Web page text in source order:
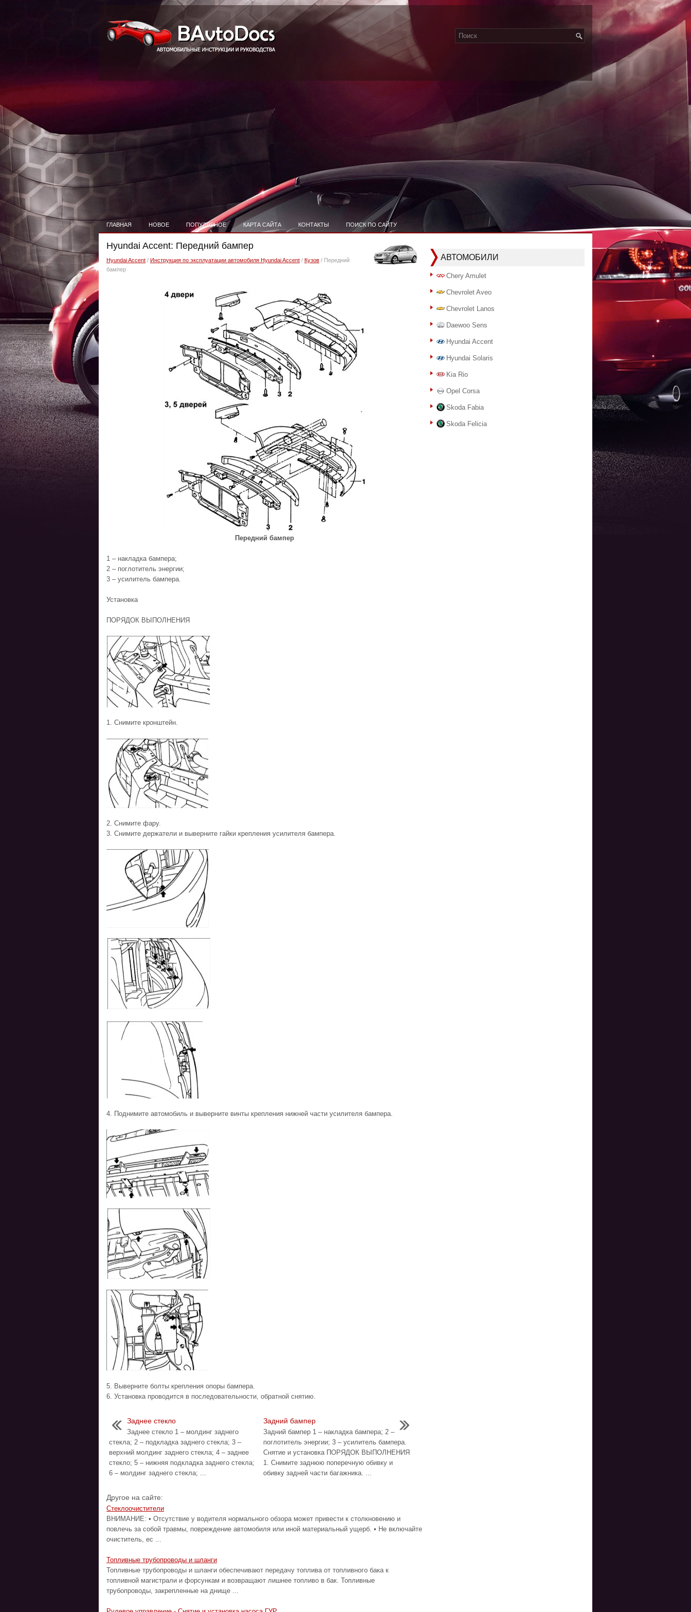
ГЛАВНАЯ НОВОЕ ПОПУЛЯРНОЕ КАРТА САЙТА КОНТАКТЫ ПОИСК ПО САЙТУ
Hyundai Accent: Передний бампер
Hyundai Accent / Инструкция по эксплуатации автомобиля Hyundai Accent / Кузов / Передний
бампер
Передний бампер
1 – накладка бампера;
2 – поглотитель энергии;
3 – усилитель бампера.
Установка
ПОРЯДОК ВЫПОЛНЕНИЯ
1. Снимите кронштейн.
2. Снимите фару.
3. Снимите держатели и выверните гайки крепления усилителя бампера.
4. Поднимите автомобиль и выверните винты крепления нижней части усилителя бампера.
5. Выверните болты крепления опоры бампера.
6. Установка проводится в последовательности, обратной снятию.
Заднее стекло
Заднее стекло 1 – молдинг заднего
стекла; 2 – подкладка заднего стекла; 3 –
верхний молдинг заднего стекла; 4 – заднее
стекло; 5 – нижняя подкладка заднего стекла;
6 – молдинг заднего стекла; ...
Задний бампер
Задний бампер 1 – накладка бампера; 2 –
поглотитель энергии; 3 – усилитель бампера.
Снятие и установка ПОРЯДОК ВЫПОЛНЕНИЯ
1. Снимите заднюю поперечную обивку и
обивку задней части багажника. ...
Другое на сайте:
Стеклоочистители
ВНИМАНИЕ: • Отсутствие у водителя нормального обзора может привести к столкновению и
повлечь за собой травмы, повреждение автомобиля или иной материальный ущерб. • Не включайте
очиститель, ес ...
Топливные трубопроводы и шланги
Топливные трубопроводы и шланги обеспечивают передачу топлива от топливного бака к
топливной магистрали и форсункам и возвращают лишнее топливо в бак. Топливные
трубопроводы, закрепленные на днище ...
АВТОМОБИЛИ
Chery Amulet
Chevrolet Aveo
Chevrolet Lanos
Daewoo Sens
Hyundai Accent
Hyundai Solaris
Kia Rio
Opel Corsa
Skoda Fabia
Skoda Felicia